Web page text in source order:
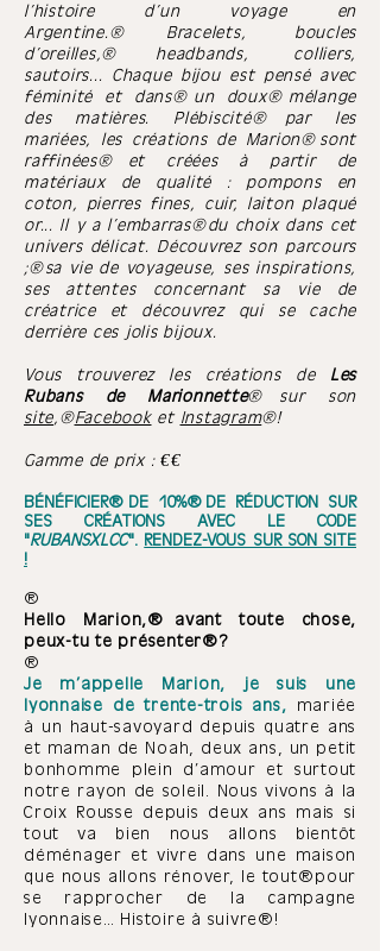
l’histoire d’un voyage en
Argentine. Bracelets, boucles
d’oreilles, headbands, colliers,
sautoirs... Chaque bijou est pensé avec
féminité et dans un doux mélange
des matières. Plébiscité par les
mariées, les créations de Marion sont
raffinéeset créées à partir de
matériaux de qualité : pompons en
coton, pierres fines, cuir, laiton plaqué
or... Il y a l’embarras du choix dans cet
univers délicat. Découvrez son parcours
;sa vie de voyageuse, ses inspirations,
ses attentes concernant sa vie de
créatrice et découvrez qui se cache
derrière ces jolis bijoux.
Vous trouverez les créations de Les
Rubans de Marionnette
sur son
site,Facebooket Instagram!
Gamme de prix : €€
BÉNÉFICIER DE 10% DE RÉDUCTION SUR
SES CRÉATIONS AVEC LE CODE
"RUBANSXLCC". RENDEZ-VOUS SUR SON SITE
!
Hello Marion, avant toute chose,
peux-tu te présenter ?
Je m’appelle Marion, je suis une
lyonnaise de trente-trois ans, mariée
à un haut-savoyard depuis quatre ans
et maman de Noah, deux ans, un petit
bonhomme plein d’amour et surtout
notre rayon de soleil. Nous vivons à la
Croix Rousse depuis deux ans mais si
tout va bien nous allons bientôt
déménager et vivre dans une maison
que nous allons rénover, le tout pour
se rapprocher de la campagne
lyonnaise… Histoire à suivre !